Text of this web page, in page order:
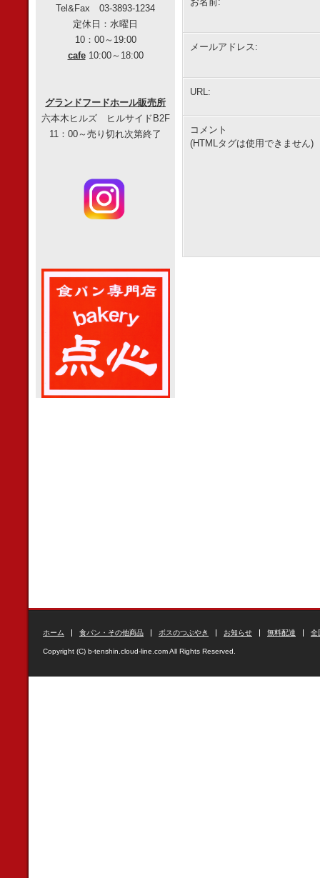
メールアドレス:
URL:
コメント
(HTMLタグは使用できません)
Tel&Fax 03-3893-1234
定休日：水曜日
10：00～19:00
cafe10:00～18:00
グランドフードホール販売所
六本木ヒルズ ヒルサイドB2F
11：00～売り切れ次第終了
ホーム 食パン・その他商品 ボスのつぶやき お知らせ 無料配達 全
Copyright (C) b-tenshin.cloud-line.com All Rights Reserved.